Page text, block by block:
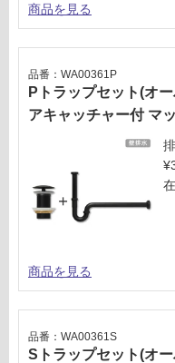
商品を見る
Pトラップセット(オ
アキャッチャー付 マ
品番：WA00361P
商品を見る
Sトラップセット(オ
品番：WA00361S